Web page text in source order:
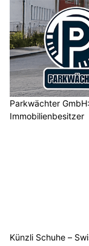
Parkwächter
Immobilienbesitzer
Künzli Schuhe –